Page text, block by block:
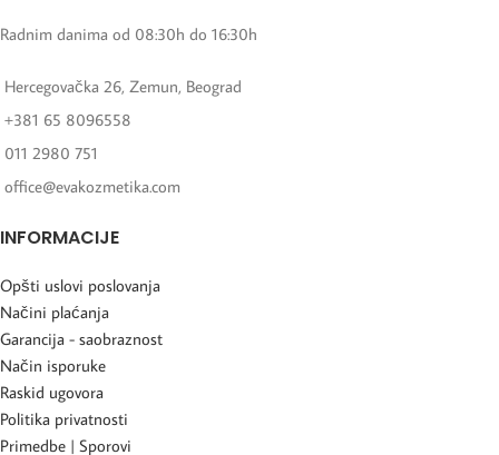
Radnim danima od 08:30h do 16:30h
Hercegovačka 26, Zemun, Beograd
+381 65 8096558
011 2980 751
office@evakozmetika.com
INFORMACIJE
Opšti uslovi poslovanja
Načini plaćanja
Garancija - saobraznost
Način isporuke
Raskid ugovora
Politika privatnosti
Primedbe | Sporovi